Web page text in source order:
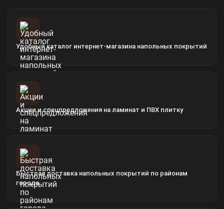
Удобный каталог интернет-магазина напольных покрытий
Акции и спецпредложения на ламинат и ПВХ плитку
Быстрая доставка напольных покрытий по районам
города